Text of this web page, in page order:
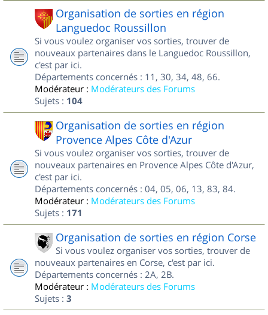
Organisation de sorties en région
Languedoc Roussillon
Si vous voulez organiser vos sorties, trouver de
nouveaux partenaires dans le Languedoc Roussillon,
c'est par ici.
Départements concernés : 11, 30, 34, 48, 66.
Modérateur : Modérateurs des Forums
Sujets : 104
Organisation de sorties en région
Provence Alpes Côte d'Azur
Si vous voulez organiser vos sorties, trouver de
nouveaux partenaires en Provence Alpes Côte d'Azur,
c'est par ici.
Départements concernés : 04, 05, 06, 13, 83, 84.
Modérateur : Modérateurs des Forums
Sujets : 171
Organisation de sorties en région Corse
Si vous voulez organiser vos sorties, trouver de
nouveaux partenaires en Corse, c'est par ici.
Départements concernés : 2A, 2B.
Modérateur : Modérateurs des Forums
Sujets : 3